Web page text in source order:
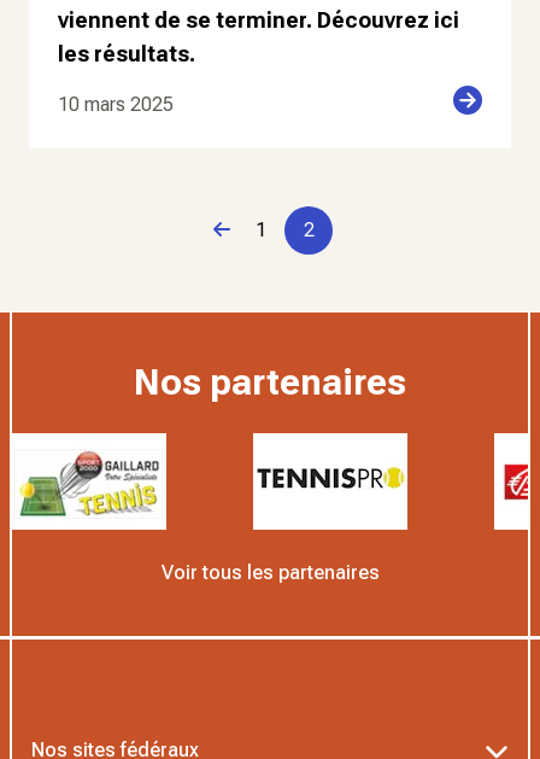
viennent de se terminer. Découvrez ici
les résultats.
10 mars 2025
Page précédente
1 2
Nos partenaires
Voir tous les partenaires
Nos sites fédéraux